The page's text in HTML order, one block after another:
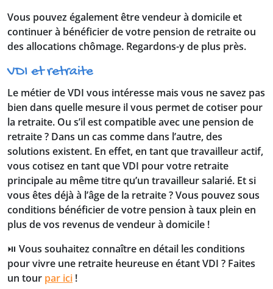
Vous pouvez également être vendeur à domicile et
continuer à bénéficier de votre pension de retraite ou
des allocations chômage. Regardons-y de plus près.
VDI et retraite
Le métier de VDI vous intéresse mais vous ne savez pas
bien dans quelle mesure il vous permet de cotiser pour
la retraite. Ou s’il est compatible avec une pension de
retraite ? Dans un cas comme dans l’autre, des
solutions existent. En effet, en tant que travailleur actif,
vous cotisez en tant que VDI pour votre retraite
principale au même titre qu’un travailleur salarié. Et si
vous êtes déjà à l’âge de la retraite ? Vous pouvez sous
conditions bénéficier de votre pension à taux plein en
plus de vos revenus de vendeur à domicile !
⏯️ Vous souhaitez connaître en détail les conditions
pour vivre une retraite heureuse en étant VDI ? Faites
un tour par ici !